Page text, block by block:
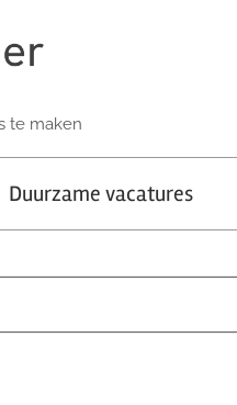
te maken
Duurzame vacatures